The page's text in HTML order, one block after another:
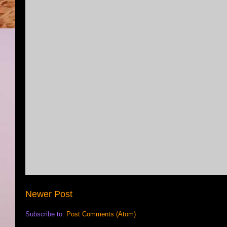
Newer Post
Subscribe to: Post Comments (Atom)